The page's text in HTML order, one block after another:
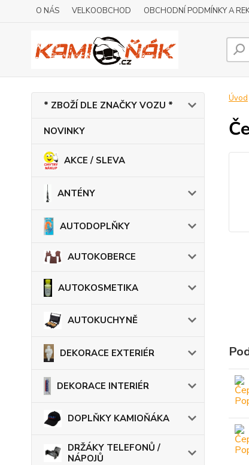
O NÁS VELKOOBCHOD OBCHODNÍ PODMÍNKY A
* ZBOŽÍ DLE ZNAČKY VOZU *
NOVINKY
AKCE / SLEVA
ANTÉNY
AUTODOPLŇKY
AUTOKOBERCE
AUTOKOSMETIKA
AUTOKUCHYNĚ
DEKORACE EXTERIÉR
DEKORACE INTERIÉR
DOPLŇKY KAMIOŇÁKA
DRŽÁKY TELEFONŮ /
NÁPOJŮ
Úvod